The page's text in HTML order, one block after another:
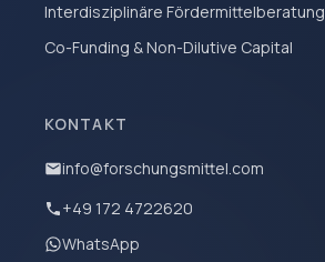
Interdisziplinäre Fördermittelberatung
Co-Funding & Non-Dilutive Capital
KONTAKT
info@forschungsmittel.com
+49 172 4722620
WhatsApp